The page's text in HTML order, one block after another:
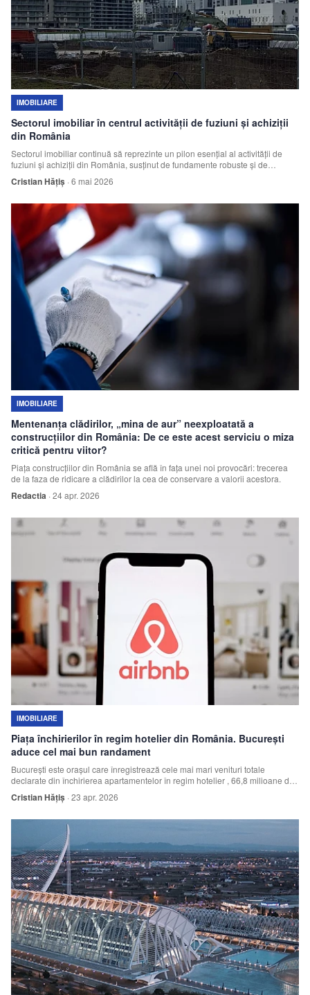
IMOBILIARE
Sectorul imobiliar în centrul activității de fuziuni și achiziții
din România
Sectorul imobiliar continuă să reprezinte un pilon esențial al activității de
fuziuni și achiziții din România, susținut de fundamente robuste și de
Cristian Hățiș · 6 mai 2026
IMOBILIARE
Mentenanța clădirilor, „mina de aur” neexploatată a
construcțiilor din România: De ce este acest serviciu o miza
critică pentru viitor?
Piața construcțiilor din România se află în fața unei noi provocări: trecerea
de la faza de ridicare a clădirilor la cea de conservare a valorii acestora.
Redactia · 24 apr. 2026
IMOBILIARE
Piața închirierilor în regim hotelier din România. București
aduce cel mai bun randament
București este orașul care înregistrează cele mai mari venituri totale
declarate din închirierea apartamentelor în regim hotelier , 66,8 milioane de
Cristian Hățiș · 23 apr. 2026